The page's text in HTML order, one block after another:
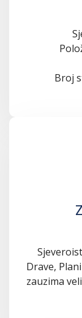
Broj
Drave,
zauzima